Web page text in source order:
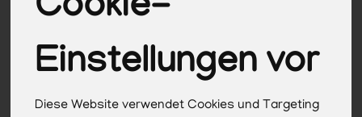
Cookie-
Einstellungen vor
Diese Website verwendet Cookies und Targeting